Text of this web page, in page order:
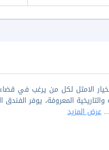
الامثل لكل من يرغب في
المعروفة، يوفر
...عرض المزيد